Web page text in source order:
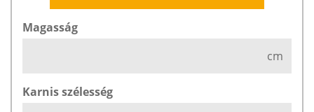
Magasság
cm
Karnis szélesség